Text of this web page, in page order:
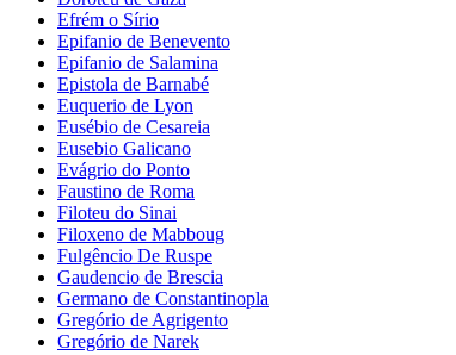
Efrém o Sírio
Epifanio de Benevento
Epifanio de Salamina
Epistola de Barnabé
Euquerio de Lyon
Eusébio de Cesareia
Eusebio Galicano
Evágrio do Ponto
Faustino de Roma
Filoteu do Sinai
Filoxeno de Mabboug
Fulgêncio De Ruspe
Gaudencio de Brescia
Germano de Constantinopla
Gregório de Agrigento
Gregório de Narek